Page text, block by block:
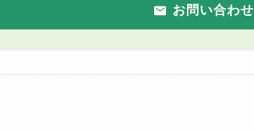
お問い合わせ